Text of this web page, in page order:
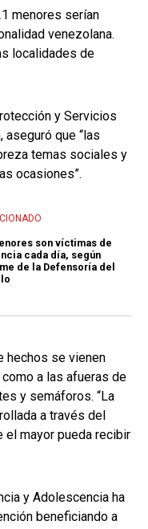
menores serían
venezolana.
localidades de
y Servicios
que “las
temas sociales y
ocasiones”.
son víctimas de
cada día, según
de la Defensoría del
hechos se vienen
a las afueras de
y semáforos. “La
a través del
el mayor pueda recibir
y Adolescencia ha
beneficiando a